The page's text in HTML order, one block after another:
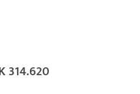
314.620